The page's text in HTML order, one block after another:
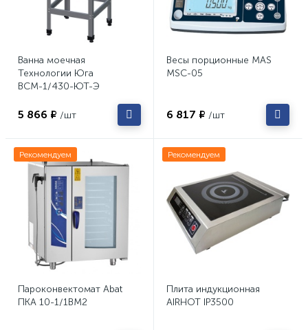
Ванна моечная
Технологии Юга
ВСМ-1/430-ЮТ-Э
5 866 ₽ /шт
Весы порционные MAS
MSC-05
6 817 ₽ /шт
Рекомендуем
Пароконвектомат Abat
ПКА 10-1/1ВМ2
Рекомендуем
Плита индукционная
AIRHOT IP3500